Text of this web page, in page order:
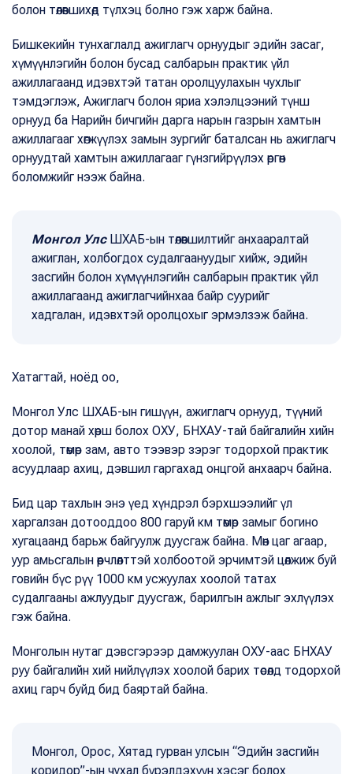
болон төлөвшихөд түлхэц болно гэж харж байна.
Бишкекийн тунхаглалд ажиглагч орнуудыг эдийн засаг,
хүмүүнлэгийн болон бусад салбарын практик үйл
ажиллагаанд идэвхтэй татан оролцуулахын чухлыг
тэмдэглэж, Ажиглагч болон яриа хэлэлцээний түнш
орнууд ба Нарийн бичгийн дарга нарын газрын хамтын
ажиллагааг хөгжүүлэх замын зургийг баталсан нь ажиглагч
орнуудтай хамтын ажиллагааг гүнзгийрүүлэх өргөн
боломжийг нээж байна.
Монгол УлсШХАБ-ын төлөвшилтийг анхааралтай
ажиглан, холбогдох судалгаануудыг хийж, эдийн
засгийн болон хүмүүнлэгийн салбарын практик үйл
ажиллагаанд ажиглагчийнхаа байр суурийг
хадгалан, идэвхтэй оролцохыг эрмэлзэж байна.
Хатагтай, ноёд оо,
Монгол Улс ШХАБ-ын гишүүн, ажиглагч орнууд, түүний
дотор манай хөрш болох ОХУ, БНХАУ-тай байгалийн хийн
хоолой, төмөр зам, авто тээвэр зэрэг тодорхой практик
асуудлаар ахиц, дэвшил гаргахад онцгой анхаарч байна.
Бид цар тахлын энэ үед хүндрэл бэрхшээлийг үл
харгалзан дотооддоо 800 гаруй км төмөр замыг богино
хугацаанд барьж байгуулж дуусгаж байна. Мөн цаг агаар,
уур амьсгалын өөрчлөлттэй холбоотой эрчимтэй цөлжиж буй
говийн бүс рүү 1000 км усжуулах хоолой татах
судалгааны ажлуудыг дуусгаж, барилгын ажлыг эхлүүлэх
гэж байна.
Монголын нутаг дэвсгэрээр дамжуулан ОХУ-аас БНХАУ
руу байгалийн хий нийлүүлэх хоолой барих төсөлд тодорхой
ахиц гарч буйд бид баяртай байна.
Монгол, Орос, Хятад гурван улсын “Эдийн засгийн
коридор”-ын чухал бүрэлдэхүүн хэсэг болох